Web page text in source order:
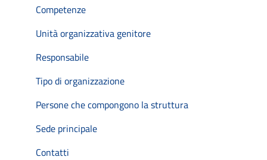
Competenze
Unità organizzativa genitore
Responsabile
Tipo di organizzazione
Persone che compongono la struttura
Sede principale
Contatti